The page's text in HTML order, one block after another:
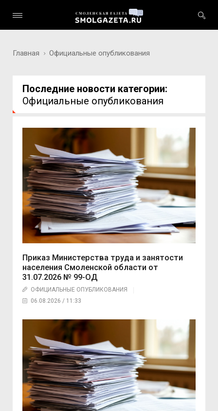
Главная Официальные опубликования
Последние новости категории:
Официальные опубликования
Приказ Министерства труда и занятости
населения Смоленской области от
31.07.2026 № 99-ОД
ОФИЦИАЛЬНЫЕ ОПУБЛИКОВАНИЯ
06.08.2026 / 11:33